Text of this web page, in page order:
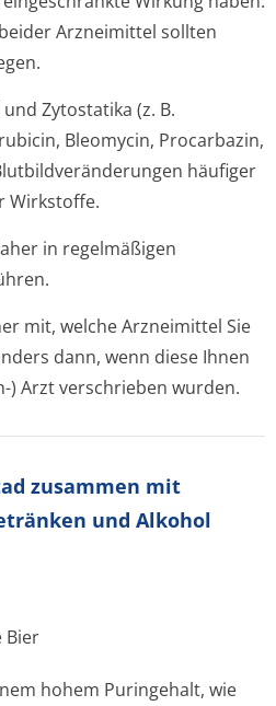
Arzneimittel sollten
Zytostatika (z. B.
Bleomycin, Procarbazin,
häufiger
Wirkstoffe.
in regelmäßigen
mit, welche Arzneimittel Sie
dann, wenn diese Ihnen
) Arzt verschrieben wurden.
zusammen mit
und Alkohol
Bier
hohem Puringehalt, wie